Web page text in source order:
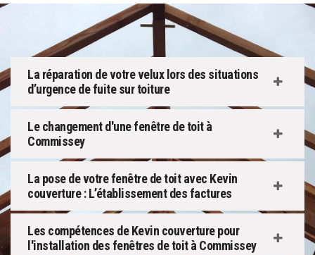
La réparation de votre velux lors des situations
d’urgence de fuite sur toiture
Le changement d'une fenêtre de toit à
Commissey
La pose de votre fenêtre de toit avec Kevin
couverture : L’établissement des factures
Les compétences de Kevin couverture pour
l'installation des fenêtres de toit à Commissey